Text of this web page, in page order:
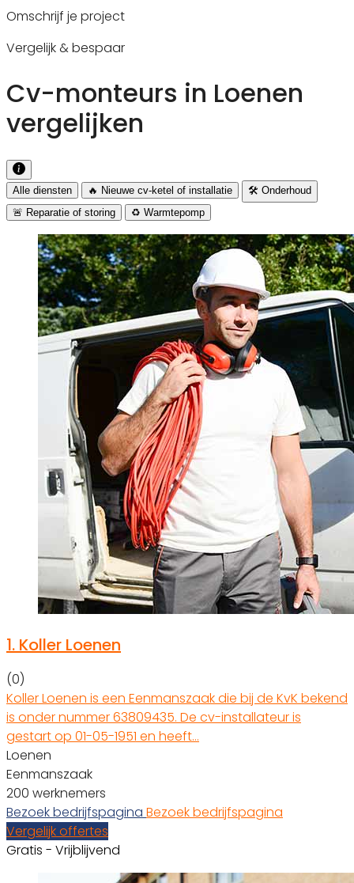
Omschrijf je project
Vergelijk & bespaar
Cv-monteurs in Loenen
vergelijken
Alle diensten 🔥 Nieuwe cv-ketel of installatie
🛠️ Onderhoud
🚨 Reparatie of storing
♻️ Warmtepomp
1. Koller Loenen
(0)
Koller Loenen is een Eenmanszaak die bij de KvK bekend
is onder nummer 63809435. De cv-installateur is
gestart op 01-05-1951 en heeft…
Loenen
Eenmanszaak
200 werknemers
Bezoek bedrijfspagina Bezoek bedrijfspagina
Vergelijk offertes
Gratis - Vrijblijvend